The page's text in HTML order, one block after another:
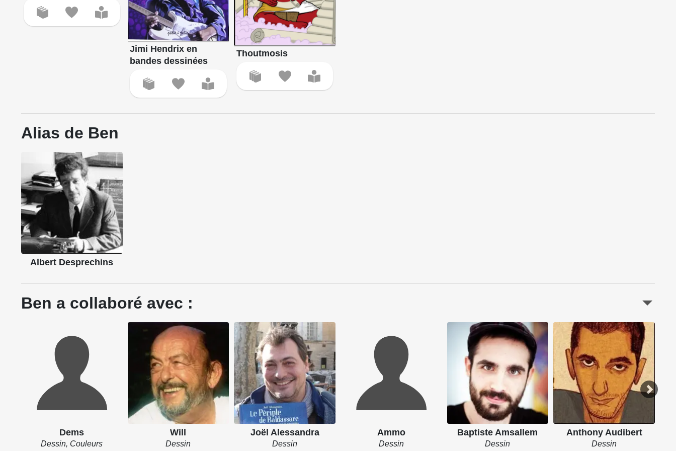
Jimi Hendrix en
bandes dessinées
Thoutmosis
Alias de Ben
Albert Desprechins
Ben a collaboré avec :
Dems
Dessin, Couleurs
Will
Dessin
Joël Alessandra
Dessin
Ammo
Dessin
Baptiste Amsallem
Dessin
Anthony Audibert
Dessin